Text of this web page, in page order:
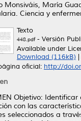
Monsiváis, María
Ciencia y
Texto
448.pdf- Versión
Available under
Download (116kB)
oficial: http://
Objetivo:
con las
seleccionados a